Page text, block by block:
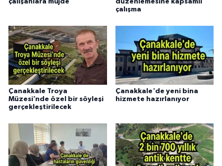
çalışma
Çanakkale Troya
Müzesi’nde özel bir söyleşi
gerçekleştirilecek
Çanakkale'de yeni bina
hizmete hazırlanıyor